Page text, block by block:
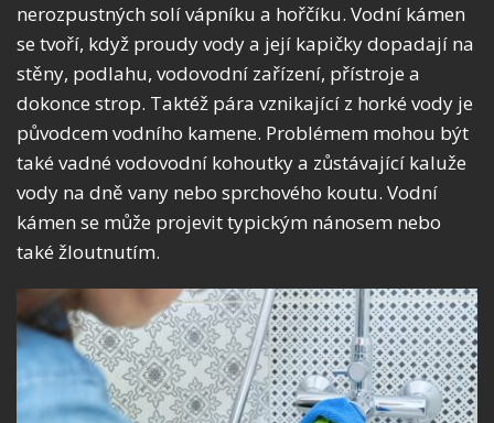
nerozpustných solí vápníku a hořčíku. Vodní kámen
se tvoří, když proudy vody a její kapičky dopadají na
stěny, podlahu, vodovodní zařízení, přístroje a
dokonce strop. Taktéž pára vznikající z horké vody je
původcem vodního kamene. Problémem mohou být
také vadné vodovodní kohoutky a zůstávající kaluže
vody na dně vany nebo sprchového koutu. Vodní
kámen se může projevit typickým nánosem nebo
také žloutnutím.